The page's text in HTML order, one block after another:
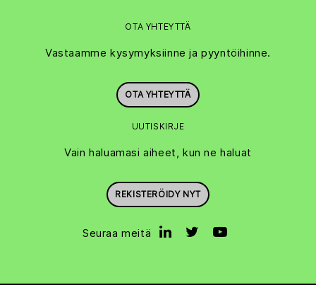
OTA YHTEYTTÄ
Vastaamme kysymyksiinne ja pyyntöihinne.
OTA YHTEYTTÄ
UUTISKIRJE
Vain haluamasi aiheet, kun ne haluat
REKISTERÖIDY NYT
Seuraa meitä